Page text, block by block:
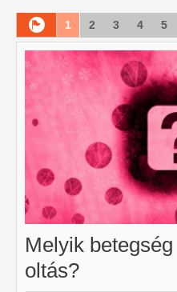
1 2 3 4 5
Melyik
oltás?